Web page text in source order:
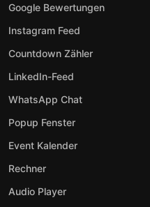
Google Bewertungen
Instagram Feed
Countdown Zähler
LinkedIn-Feed
WhatsApp Chat
Popup Fenster
Event Kalender
Rechner
Audio Player